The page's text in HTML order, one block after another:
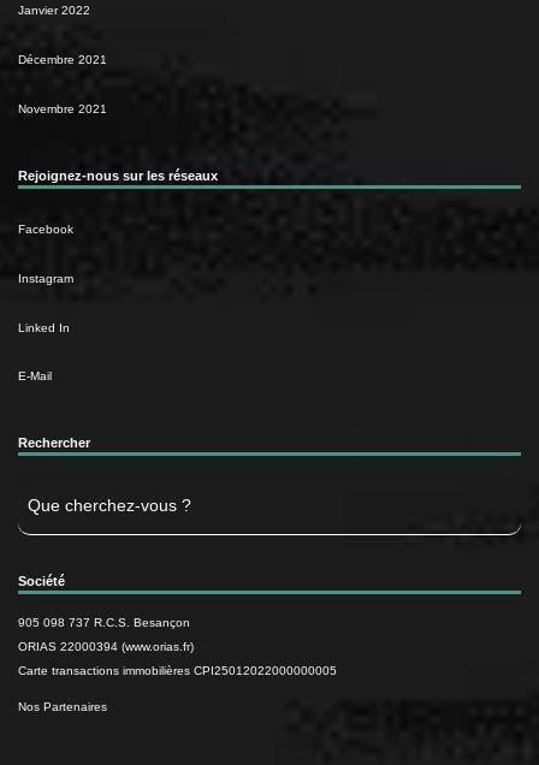
Janvier 2022
Décembre 2021
Novembre 2021
Rejoignez-nous sur les réseaux
Facebook
Instagram
Linked In
E-Mail
Rechercher
Société
905 098 737 R.C.S. Besançon
ORIAS 22000394 (www.orias.fr)
Carte transactions immobilières CPI25012022000000005
Nos Partenaires